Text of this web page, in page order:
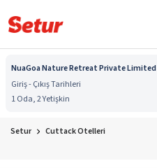
NuaGoa Nature Retreat Private Limited
Giriş - Çıkış Tarihleri
1 Oda, 2 Yetişkin
Setur Cuttack Otelleri